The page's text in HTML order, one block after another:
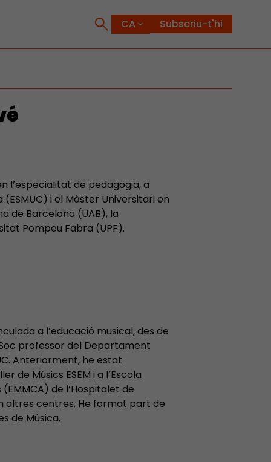
Subscriu-t'hi
l’especialitat de pedagogia, a
i el Màster Universitari en
de Barcelona (UAB), la
Pompeu Fabra (UPF).
a l’educació musical, des de
professor del Departament
Anteriorment, he estat
de Músics ESEM i a l’Escola
de l’Hospitalet de
altres centres. He format part de
de Música.